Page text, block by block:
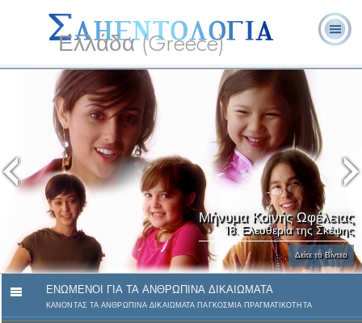
Ελλάδα (Greece)
Τι είναι η
Σαηεντολογία;
Λειτουργοί
Συχνές Ερωτήσεις
και Απαντήσεις
Μήνυμα Κοινής Ωφέλειας
18. Ελευθερία της Σκέψης
Δείτε το Βίντεο
ΕΝΩΜΕΝΟΙ ΓΙΑ ΤΑ ΑΝΘΡΩΠΙΝΑ ΔΙΚΑΙΩΜΑΤΑ
ΚΑΝΟΝΤΑΣ ΤΑ ΑΝΘΡΩΠΙΝΑ ΔΙΚΑΙΩΜΑΤΑ ΠΑΓΚΟΣΜΙΑ ΠΡΑΓΜΑΤΙΚΟΤΗΤΑ